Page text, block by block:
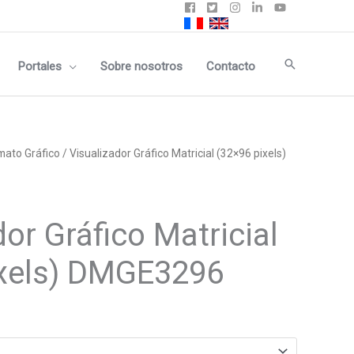
Portales Sobre nosotros Contacto Buscar
Gráfico / Visualizador Gráfico Matricial (32×96 pixels)
Gráfico Matricial
DMGE3296